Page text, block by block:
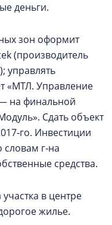
деньги.
зон оформит
(производитель
управлять
«МТЛ. Управление
на финальной
Сдать объект
Инвестиции
г‑на
средства.
в центре
жилье.